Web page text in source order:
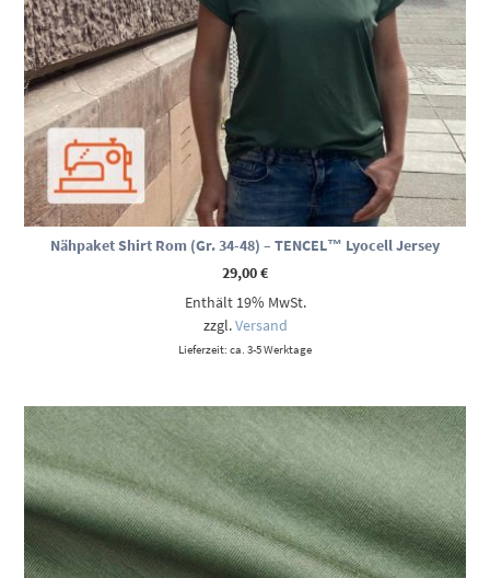
Nähpaket Shirt Rom (Gr. 34-48) – TENCEL™ Lyocell Jersey
29,00€
Enthält 19% MwSt.
zzgl.Versand
Lieferzeit: ca. 3-5 Werktage